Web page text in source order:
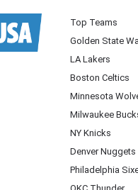
Top Teams
Golden State
LA Lakers
Boston Celtics
Minnesota
Milwaukee
NY Knicks
Denver Nuggets
Philadelphia